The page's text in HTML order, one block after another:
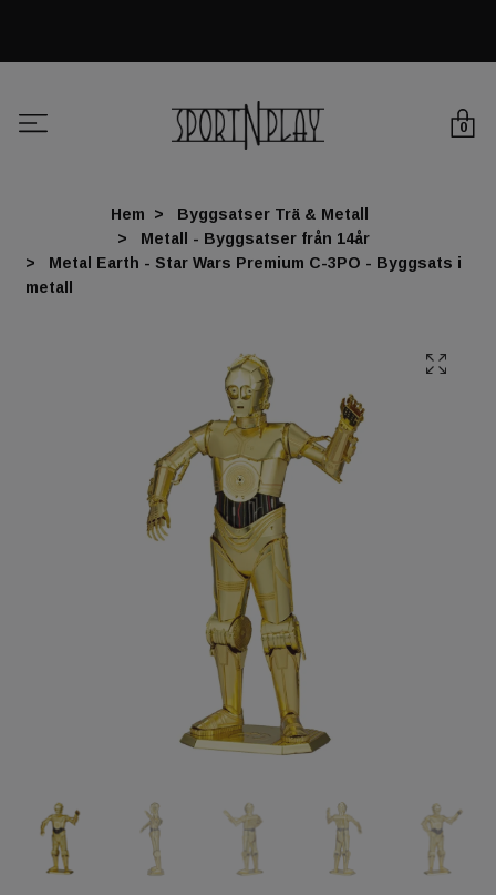
0
Hem
Byggsatser Trä & Metall
Metall - Byggsatser från 14år
Metal Earth - Star Wars Premium C-3PO - Byggsats i
metall